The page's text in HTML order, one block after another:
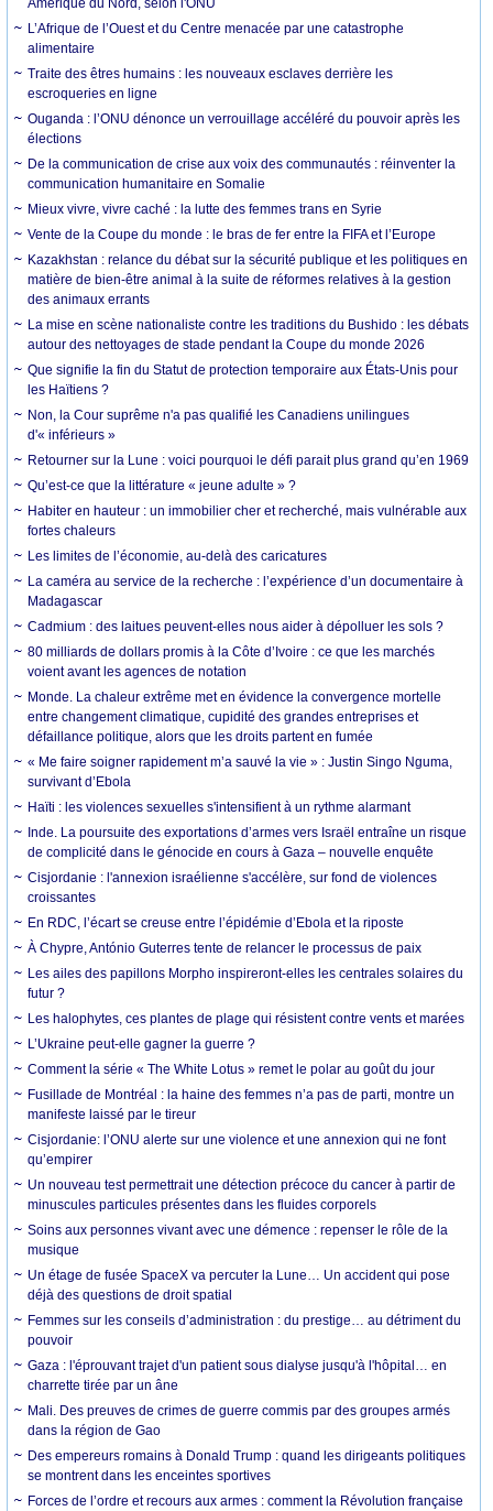
Amérique du Nord, selon l'ONU
L’Afrique de l’Ouest et du Centre menacée par une catastrophe
alimentaire
Traite des êtres humains : les nouveaux esclaves derrière les
escroqueries en ligne
Ouganda : l’ONU dénonce un verrouillage accéléré du pouvoir après les
élections
De la communication de crise aux voix des communautés : réinventer la
communication humanitaire en Somalie
Mieux vivre, vivre caché : la lutte des femmes trans en Syrie
Vente de la Coupe du monde : le bras de fer entre la FIFA et l’Europe
Kazakhstan : relance du débat sur la sécurité publique et les politiques en
matière de bien-être animal à la suite de réformes relatives à la gestion
des animaux errants
La mise en scène nationaliste contre les traditions du Bushido : les débats
autour des nettoyages de stade pendant la Coupe du monde 2026
Que signifie la fin du Statut de protection temporaire aux États-Unis pour
les Haïtiens ?
Non, la Cour suprême n'a pas qualifié les Canadiens unilingues
d'« inférieurs »
Retourner sur la Lune : voici pourquoi le défi parait plus grand qu’en 1969
Qu’est-ce que la littérature « jeune adulte » ?
Habiter en hauteur : un immobilier cher et recherché, mais vulnérable aux
fortes chaleurs
Les limites de l’économie, au-delà des caricatures
La caméra au service de la recherche : l’expérience d’un documentaire à
Madagascar
Cadmium : des laitues peuvent-elles nous aider à dépolluer les sols ?
80 milliards de dollars promis à la Côte d’Ivoire : ce que les marchés
voient avant les agences de notation
Monde. La chaleur extrême met en évidence la convergence mortelle
entre changement climatique, cupidité des grandes entreprises et
défaillance politique, alors que les droits partent en fumée
« Me faire soigner rapidement m’a sauvé la vie » : Justin Singo Nguma,
survivant d’Ebola
Haïti : les violences sexuelles s'intensifient à un rythme alarmant
Inde. La poursuite des exportations d’armes vers Israël entraîne un risque
de complicité dans le génocide en cours à Gaza – nouvelle enquête
Cisjordanie : l'annexion israélienne s'accélère, sur fond de violences
croissantes
En RDC, l’écart se creuse entre l’épidémie d’Ebola et la riposte
À Chypre, António Guterres tente de relancer le processus de paix
Les ailes des papillons Morpho inspireront-elles les centrales solaires du
futur ?
Les halophytes, ces plantes de plage qui résistent contre vents et marées
L’Ukraine peut-elle gagner la guerre ?
Comment la série « The White Lotus » remet le polar au goût du jour
Fusillade de Montréal : la haine des femmes n’a pas de parti, montre un
manifeste laissé par le tireur
Cisjordanie: l’ONU alerte sur une violence et une annexion qui ne font
qu’empirer
Un nouveau test permettrait une détection précoce du cancer à partir de
minuscules particules présentes dans les fluides corporels
Soins aux personnes vivant avec une démence : repenser le rôle de la
musique
Un étage de fusée SpaceX va percuter la Lune… Un accident qui pose
déjà des questions de droit spatial
Femmes sur les conseils d’administration : du prestige… au détriment du
pouvoir
Gaza : l'éprouvant trajet d'un patient sous dialyse jusqu'à l'hôpital… en
charrette tirée par un âne
Mali. Des preuves de crimes de guerre commis par des groupes armés
dans la région de Gao
Des empereurs romains à Donald Trump : quand les dirigeants politiques
se montrent dans les enceintes sportives
Forces de l’ordre et recours aux armes : comment la Révolution française